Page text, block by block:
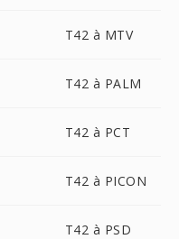
T42 à MTV
T42 à PALM
T42 à PCT
T42 à PICON
T42 à PSD